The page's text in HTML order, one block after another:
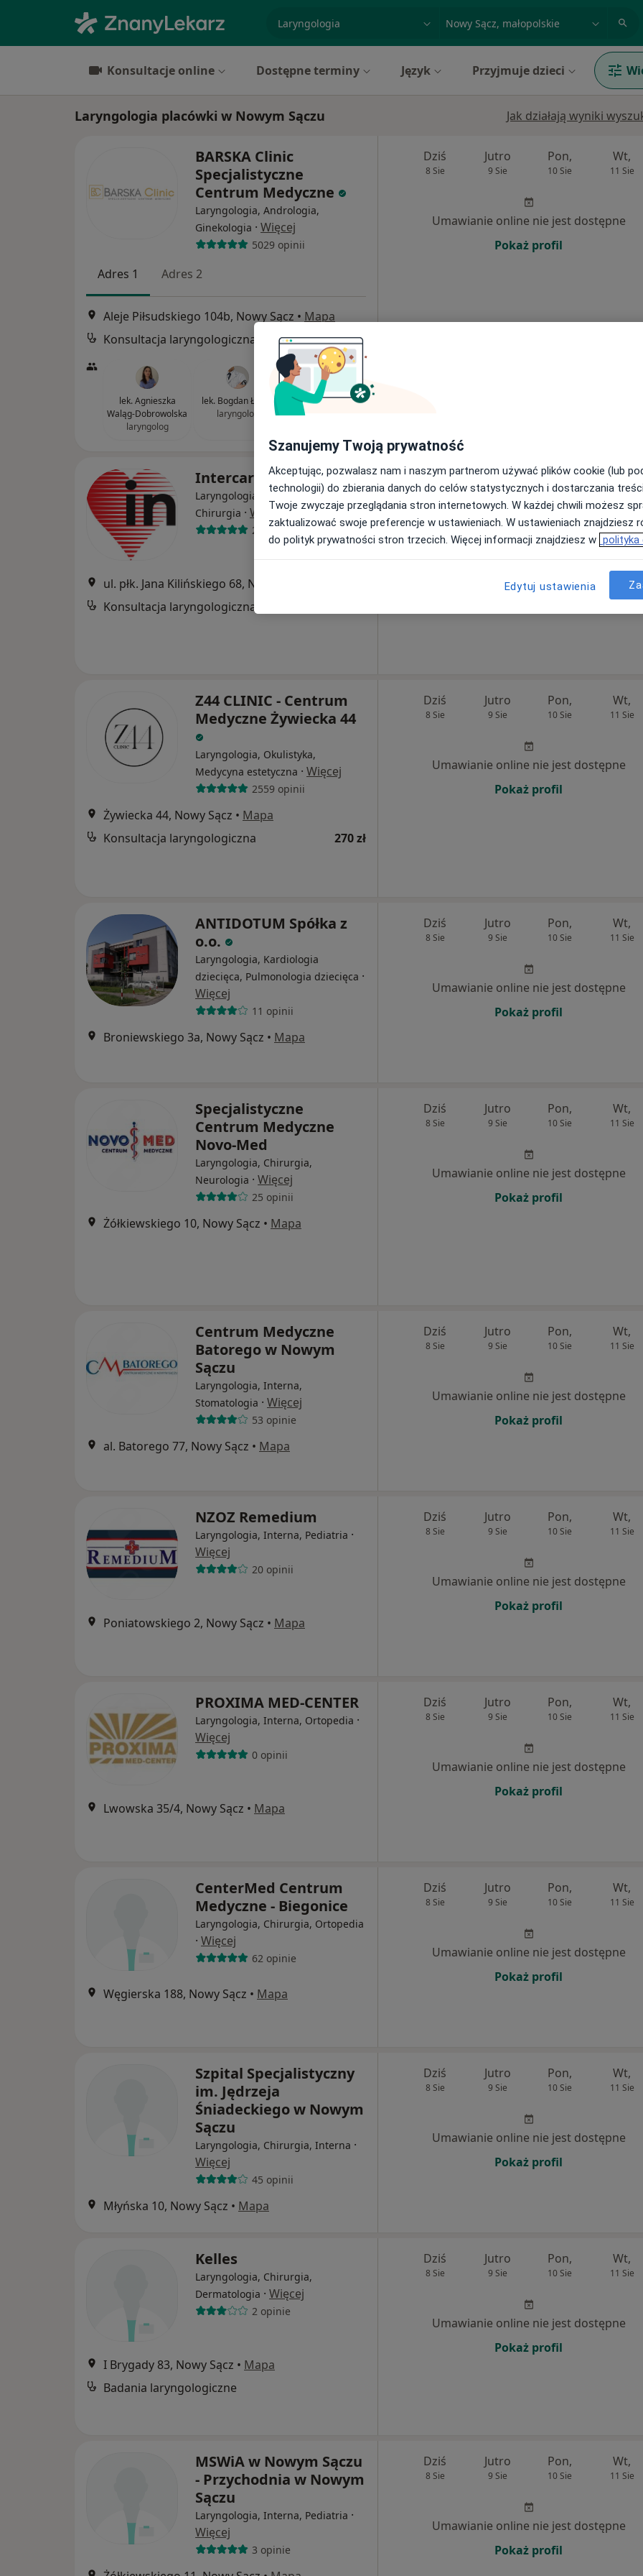
Konsultacje online Dostępne terminy Język Przyjmuje dzieci
Laryngologia placówki w Nowym Sączu Jak działają wyniki
BARSKA Clinic
Specjalistyczne
Centrum Medyczne
Laryngologia, Andrologia,
Ginekologia · Więcej
5029 opinii
Adres 1 Adres 2
Aleje Piłsudskiego 104b, Nowy Sącz • Mapa
Konsultacja laryngologiczna
300 zł
lek. Agnieszka
Waląg-Dobrowolska
laryngolog
lek. Bogdan Łacny
laryngolog
lek. Agata Gąsior-
Dziś
8 Sie
Jutro
9 Sie
Pon,
10 Sie
Wt,
11 Sie
Umawianie online nie jest dostępne
Pokaż profil
Intercard
Laryngologia, Angiologia,
Chirurgia · Więcej
2632 opinie
ul. płk. Jana Kilińskiego 68, Nowy Sącz
Konsultacja laryngologiczna
Dziś
8 Sie
Jutro
9 Sie
Pon,
10 Sie
Wt,
11 Sie
Umawianie online nie jest dostępne
Z44 CLINIC - Centrum
Medyczne Żywiecka 44
Laryngologia, Okulistyka,
Medycyna estetyczna · Więcej
2559 opinii
Żywiecka 44, Nowy Sącz • Mapa
Konsultacja laryngologiczna
270 zł
Dziś
8 Sie
Jutro
9 Sie
Pon,
10 Sie
Wt,
11 Sie
Umawianie online nie jest dostępne
Pokaż profil
ANTIDOTUM Spółka z
o.o.
Laryngologia, Kardiologia
dziecięca, Pulmonologia dziecięca ·
Więcej
11 opinii
Broniewskiego 3a, Nowy Sącz • Mapa
Dziś
8 Sie
Jutro
9 Sie
Pon,
10 Sie
Wt,
11 Sie
Umawianie online nie jest dostępne
Pokaż profil
Specjalistyczne
Centrum Medyczne
Novo-Med
Laryngologia, Chirurgia,
Neurologia · Więcej
25 opinii
Żółkiewskiego 10, Nowy Sącz • Mapa
Dziś
8 Sie
Jutro
9 Sie
Pon,
10 Sie
Wt,
11 Sie
Umawianie online nie jest dostępne
Pokaż profil
Centrum Medyczne
Batorego w Nowym
Sączu
Laryngologia, Interna,
Stomatologia · Więcej
53 opinie
al. Batorego 77, Nowy Sącz • Mapa
Dziś
8 Sie
Jutro
9 Sie
Pon,
10 Sie
Wt,
11 Sie
Umawianie online nie jest dostępne
Pokaż profil
NZOZ Remedium
Laryngologia, Interna, Pediatria ·
Więcej
20 opinii
Poniatowskiego 2, Nowy Sącz • Mapa
Dziś
8 Sie
Jutro
9 Sie
Pon,
10 Sie
Wt,
11 Sie
Umawianie online nie jest dostępne
Pokaż profil
PROXIMA MED-CENTER
Laryngologia, Interna, Ortopedia ·
Więcej
0 opinii
Lwowska 35/4, Nowy Sącz • Mapa
Dziś
8 Sie
Jutro
9 Sie
Pon,
10 Sie
Wt,
11 Sie
Umawianie online nie jest dostępne
Pokaż profil
CenterMed Centrum
Medyczne - Biegonice
Laryngologia, Chirurgia, Ortopedia
· Więcej
62 opinie
Węgierska 188, Nowy Sącz • Mapa
Dziś
8 Sie
Jutro
9 Sie
Pon,
10 Sie
Wt,
11 Sie
Umawianie online nie jest dostępne
Pokaż profil
Szpital Specjalistyczny
im. Jędrzeja
Śniadeckiego w Nowym
Sączu
Laryngologia, Chirurgia, Interna ·
Więcej
45 opinii
Młyńska 10, Nowy Sącz • Mapa
Dziś
8 Sie
Jutro
9 Sie
Pon,
10 Sie
Wt,
11 Sie
Umawianie online nie jest dostępne
Pokaż profil
Kelles
Laryngologia, Chirurgia,
Dermatologia · Więcej
2 opinie
I Brygady 83, Nowy Sącz • Mapa
Badania laryngologiczne
Dziś
8 Sie
Jutro
9 Sie
Pon,
10 Sie
Wt,
11 Sie
Umawianie online nie jest dostępne
Pokaż profil
MSWiA w Nowym Sączu
- Przychodnia w Nowym
Sączu
Laryngologia, Interna, Pediatria ·
Więcej
3 opinie
Dziś
8 Sie
Jutro
9 Sie
Pon,
10 Sie
Wt,
11 Sie
Umawianie online nie jest dostępne
Pokaż profil
Szanujemy Twoją prywatność
Akceptując, pozwalasz nam i naszym partnerom używać plików cookie (lub
technologii) do zbierania danych do celów statystycznych i dostarczania
Twoje zwyczaje przeglądania stron internetowych. W każdej chwili możesz
zaktualizować swoje preferencje w ustawieniach. W ustawieniach znajdziesz
do polityk prywatności stron trzecich. Więcej informacji znajdziesz w polityka
Edytuj ustawienia